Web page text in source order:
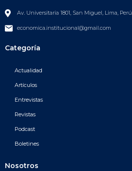
Av. Universitaria 1801, San Miguel, Lima, Perú
economica.institucional@gmail.com
Categoría
Actualidad
Artículos
Entrevistas
Revistas
Podcast
Boletines
Nosotros